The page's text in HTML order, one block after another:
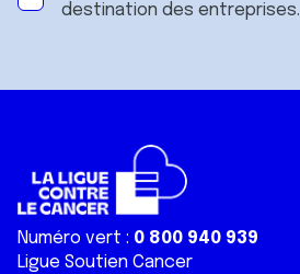
destination des entreprises.
Numéro vert : 0 800 940 939
Ligue Soutien Cancer